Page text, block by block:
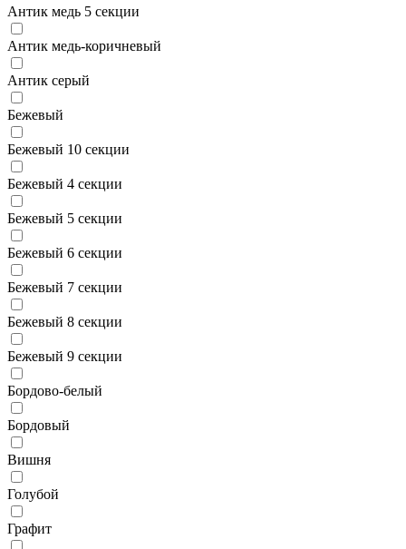
Антик медь 5 секции
Антик медь-коричневый
Антик серый
Бежевый
Бежевый 10 секции
Бежевый 4 секции
Бежевый 5 секции
Бежевый 6 секции
Бежевый 7 секции
Бежевый 8 секции
Бежевый 9 секции
Бордово-белый
Бордовый
Вишня
Голубой
Графит